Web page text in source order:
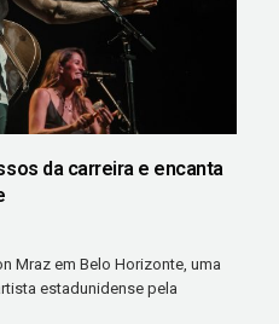
da carreira e encanta
Mraz em Belo Horizonte, uma
estadunidense pela